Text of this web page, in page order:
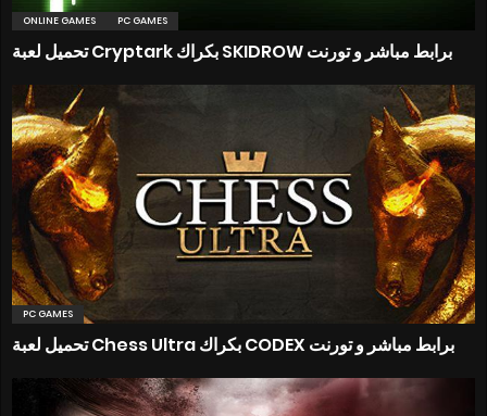
ONLINE GAMES PC GAMES
تحميل لعبة Cryptark بكراك SKIDROW برابط مباشر و تورنت
PC GAMES
تحميل لعبة Chess Ultra بكراك CODEX برابط مباشر و تورنت